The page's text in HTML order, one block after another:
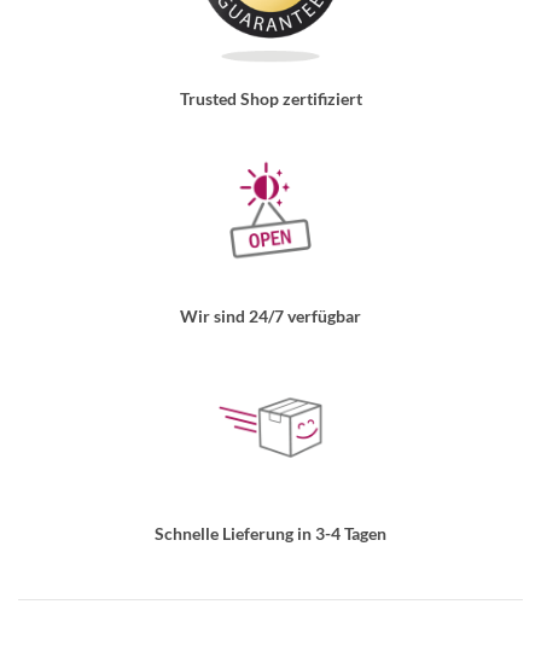
Trusted Shop zertifiziert
Wir sind 24/7 verfügbar
Schnelle Lieferung in 3-4 Tagen